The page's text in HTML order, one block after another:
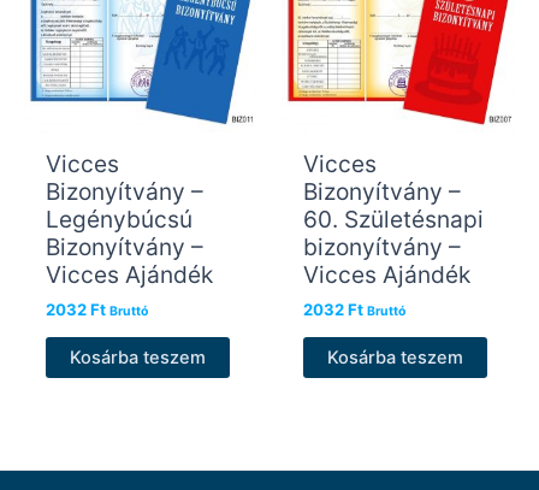
Vicces
Bizonyítvány –
Legénybúcsú
Bizonyítvány –
Vicces Ajándék
2032Ft Bruttó
Kosárba teszem
Vicces
Bizonyítvány –
60. Születésnapi
bizonyítvány –
Vicces Ajándék
2032Ft Bruttó
Kosárba teszem